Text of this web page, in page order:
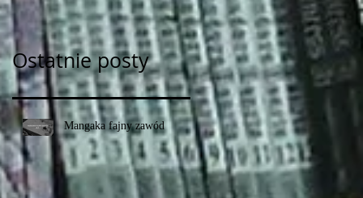
Ostatnie posty
Mangaka fajny zawód